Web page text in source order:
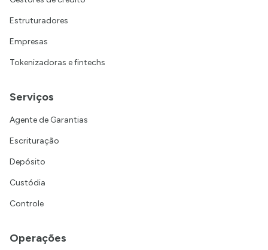
Estruturadores
Empresas
Tokenizadoras e fintechs
Serviços
Agente de Garantias
Escrituração
Depósito
Custódia
Controle
Operações